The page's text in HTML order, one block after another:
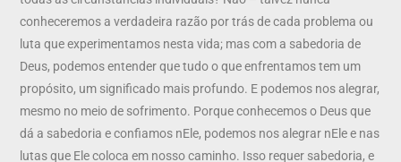
conheceremos a verdadeira razão por trás de cada problema ou
luta que experimentamos nesta vida; mas com a sabedoria de
Deus, podemos entender que tudo o que enfrentamos tem um
propósito, um significado mais profundo. E podemos nos alegrar,
mesmo no meio de sofrimento. Porque conhecemos o Deus que
dá a sabedoria e confiamos nEle, podemos nos alegrar nEle e nas
lutas que Ele coloca em nosso caminho. Isso requer sabedoria, e